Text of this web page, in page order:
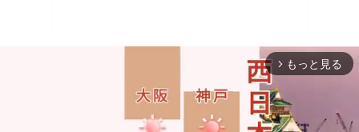
arrow_forward_ios もっと見る